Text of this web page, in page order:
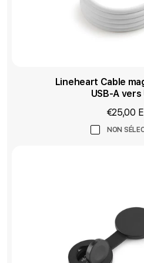
Lineheart Cable
USB-A vers
€25,00
NON